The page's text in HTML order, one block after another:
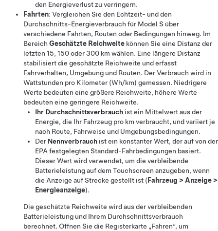
den Energieverlust zu verringern.
Fahrten: Vergleichen Sie den Echtzeit- und den
Durchschnitts-Energieverbrauch für Model S über
verschiedene Fahrten, Routen oder Bedingungen hinweg. Im
Bereich Geschätzte Reichweite können Sie eine Distanz der
letzten 15, 150 oder 300 km wählen. Eine längere Distanz
stabilisiert die geschätzte Reichweite und erfasst
Fahrverhalten, Umgebung und Routen. Der Verbrauch wird in
Wattstunden pro Kilometer (Wh/km) gemessen. Niedrigere
Werte bedeuten eine größere Reichweite, höhere Werte
bedeuten eine geringere Reichweite.
Ihr Durchschnittsverbrauch ist ein Mittelwert aus der
Energie, die Ihr Fahrzeug pro km verbraucht, und variiert je
nach Route, Fahrweise und Umgebungsbedingungen.
Der Nennverbrauch ist ein konstanter Wert, der auf von der
EPA festgelegten Standard-Fahrbedingungen basiert.
Dieser Wert wird verwendet, um die verbleibende
Batterieleistung auf dem Touchscreen anzugeben, wenn
die Anzeige auf Strecke gestellt ist ( Fahrzeug > Anzeige >
Energieanzeige).
Die geschätzte Reichweite wird aus der verbleibenden
Batterieleistung und Ihrem Durchschnittsverbrauch
berechnet. Öffnen Sie die Registerkarte „Fahren“, um